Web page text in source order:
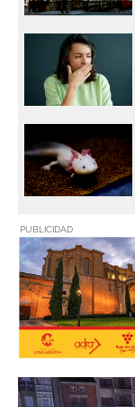
PUBLICIDAD